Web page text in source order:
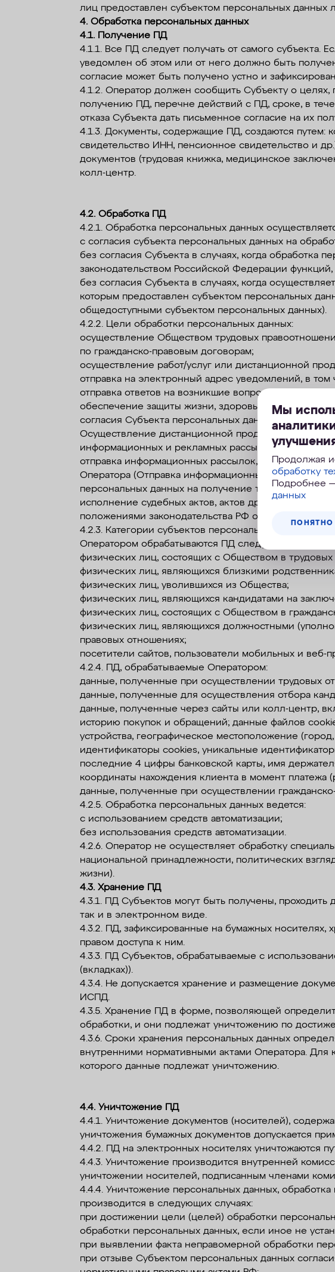
лиц предоставлен субъектом персональных данных
4. Обработка персональных данных
4.1. Получение ПД
4.1.1. Все ПД следует получать от самого субъекта.
уведомлен об этом или от него должно быть
согласие может быть получено устно и
4.1.2. Оператор должен сообщить Субъекту о
получению ПД, перечне действий с ПД, сроке, в
отказа Субъекта дать письменное согласие на их
4.1.3. Документы, содержащие ПД, создаются путем:
свидетельство ИНН, пенсионное свидетельство и
документов (трудовая книжка, медицинское
колл-центр.
4.2. Обработка ПД
4.2.1. Обработка персональных данных
с согласия субъекта персональных данных на
без согласия Субъекта в случаях, когда
законодательством Российской Федерации
без согласия Субъекта в случаях, когда
которым предоставлен субъектом персональных
общедоступными субъектом персональных данных).
4.2.2. Цели обработки персональных данных:
осуществление Обществом трудовых
по гражданско-правовым договорам;
осуществление работ/услуг или дистанционной
отправка на электронный адрес уведомлений, в
отправка ответов на возникшие вопросы и
обеспечение защиты жизни, здоровья или иных
согласия Субъекта персональных данных
Осуществление дистанционной продажи, отправка
информационных и рекламных рассылок»
отправка информационных рассылок, в том числе
Оператора (Отправка информационных и рекламных
персональных данных на получение таких
исполнение судебных актов, актов другого
положениями законодательства РФ об
4.2.3. Категории субъектов персональных данных.
Оператором обрабатываются ПД следующих
физических лиц, состоящих с Обществом в
физических лиц, являющихся близкими
физических лиц, уволившихся из Общества;
физических лиц, являющихся кандидатами на
физических лиц, состоящих с Обществом в
физических лиц, являющихся должностными
правовых отношениях;
посетители сайтов, пользователи мобильных и веб-
4.2.4. ПД, обрабатываемые Оператором:
данные, полученные при осуществлении трудовых
данные, полученные для осуществления отбора
данные, полученные через сайты или колл-центр,
историю покупок и обращений; данные файлов
устройства, географическое местоположение
идентификаторы cookies, уникальные
последние 4 цифры банковской карты, имя
координаты нахождения клиента в момент платежа
данные, полученные при осуществлении
4.2.5. Обработка персональных данных ведется:
с использованием средств автоматизации;
без использования средств автоматизации.
4.2.6. Оператор не осуществляет обработку
национальной принадлежности, политических
жизни).
4.3. Хранение ПД
4.3.1. ПД Субъектов могут быть получены,
так и в электронном виде.
4.3.2. ПД, зафиксированные на бумажных носителях,
правом доступа к ним.
4.3.3. ПД Субъектов, обрабатываемые с
(вкладках)).
4.3.4. Не допускается хранение и размещение
ИСПД.
4.3.5. Хранение ПД в форме, позволяющей
обработки, и они подлежат уничтожению по
4.3.6. Сроки хранения персональных данных
внутренними нормативными актами Оператора. Для
которого данные подлежат уничтожению.
4.4. Уничтожение ПД
4.4.1. Уничтожение документов (носителей),
уничтожения бумажных документов допускается
4.4.2. ПД на электронных носителях уничтожаются
4.4.3. Уничтожение производится внутренней
уничтожении носителей, подписанным членами
4.4.4. Уничтожение персональных данных,
производится в следующих случаях:
при достижении цели (целей) обработки
обработки персональных данных, если иное не
при выявлении факта неправомерной обработки
при отзыве Субъектом персональных данных
Мы
Продолжая
обработку
Подробнее
данных
ПОНЯТНО